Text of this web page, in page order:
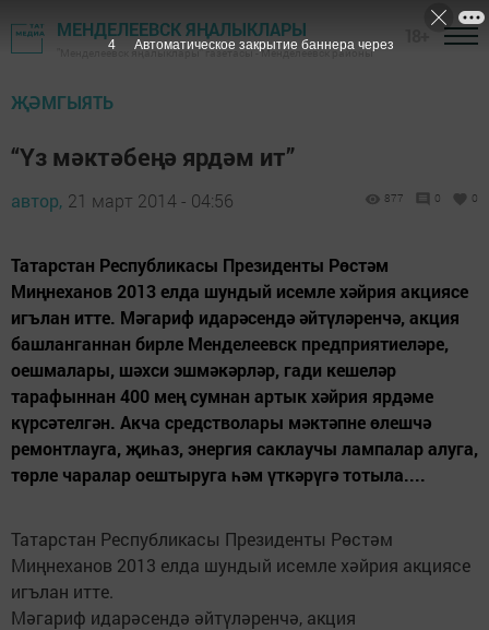
МЕНДЕЛЕЕВСК ЯҢАЛЫКЛАРЫ
"Менделеевск яңалыклары" газетасы - Менделеевск районы
ҖӘМГЫЯТЬ
“Үз мәктәбеңә ярдәм ит”
автор, 21 март 2014 - 04:56 877 0 0
Татарстан Республикасы Президенты Рөстәм
Миңнеханов 2013 елда шундый исемле хәйрия акциясе
игълан итте. Мәгариф идарәсендә әйтүләренчә, акция
башланганнан бирле Менделеевск предприятиеләре,
оешмалары, шәхси эшмәкәрләр, гади кешеләр
тарафыннан 400 мең сумнан артык хәйрия ярдәме
күрсәтелгән. Акча средстволары мәктәпне өлешчә
ремонтлауга, җиһаз, энергия саклаучы лампалар алуга,
төрле чаралар оештыруга һәм үткәрүгә тотыла....
Татарстан Республикасы Президенты Рөстәм
Миңнеханов 2013 елда шундый исемле хәйрия акциясе
игълан итте.
Мәгариф идарәсендә әйтүләренчә, акция
3 Автоматическое закрытие баннера через